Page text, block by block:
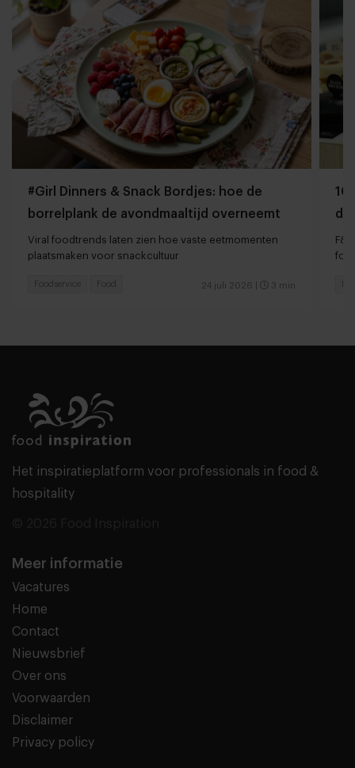
#Girl Dinners & Snack Bordjes: hoe de
borrelplank de avondmaaltijd overneemt
Viral foodtrends laten zien hoe vaste eetmomenten
plaatsmaken voor snackcultuur
24 juli 2026 3 min
Foodservice Food
10
Het inspiratieplatform voor professionals in food &
hospitality
Meer informatie
Vacatures
Home
Contact
Nieuwsbrief
Over ons
Voorwaarden
Disclaimer
Privacy policy